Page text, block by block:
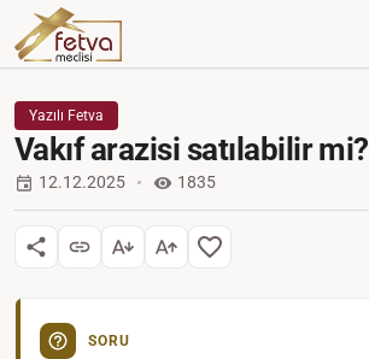
Yazılı Fetva
Vakıf arazisi satılabilir mi?
12.12.2025 1835
SORU